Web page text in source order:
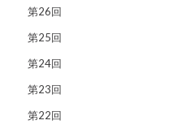
第26回
第25回
第24回
第23回
第22回